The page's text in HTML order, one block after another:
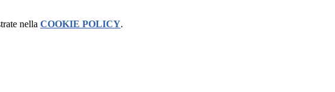
nella COOKIE POLICY.